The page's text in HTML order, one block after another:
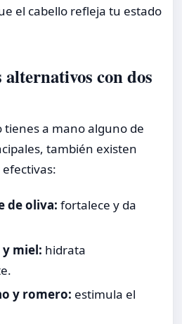
el cabello refleja tu estado
con dos
tienes a mano alguno de
también existen
de oliva: fortalece y da
miel: hidrata
y romero: estimula el